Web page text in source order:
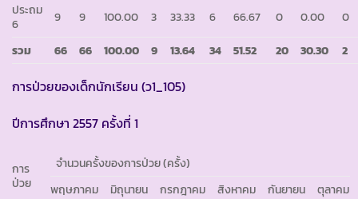
ประถม
6
9 9 100.00 3 33.33 6 66.67 0 0.00
0
รวม
66 66 100.00 9 13.64 34 51.52 20 30.30 2
การป่วยของเด็กนักเรียน (ว1_105)
ปีการศึกษา 2557 ครั้งที่ 1
การ
ป่วย
จำนวนครั้งของการป่วย (ครั้ง)
พฤษภาคม
มิถุนายน กรกฎาคม สิงหาคม กันยายน
ตุลาคม